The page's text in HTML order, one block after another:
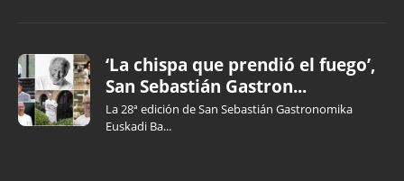
‘La chispa que prendió el fuego’,
San Sebastián Gastron...
La 28ª edición de San Sebastián Gastronomika
Euskadi Ba...